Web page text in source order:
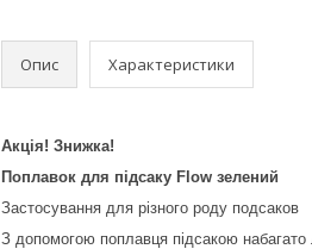
Опис Характеристики
Акція! Знижка!
Поплавок для підсаку Flow зелений
Застосування для різного роду подсаков
З допомогою поплавця підсакою набагато